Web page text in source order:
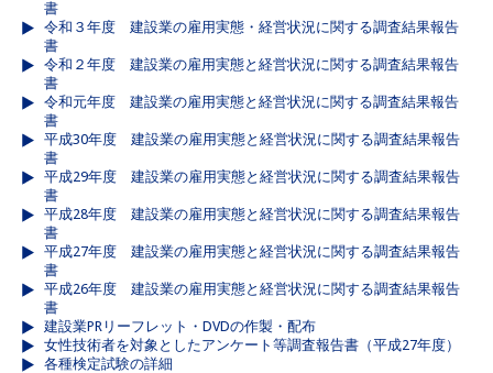
書
令和３年度 建設業の雇用実態・経営状況に関する調査結果報告
書
令和２年度 建設業の雇用実態と経営状況に関する調査結果報告
書
令和元年度 建設業の雇用実態と経営状況に関する調査結果報告
書
平成30年度 建設業の雇用実態と経営状況に関する調査結果報告
書
平成29年度 建設業の雇用実態と経営状況に関する調査結果報告
書
平成28年度 建設業の雇用実態と経営状況に関する調査結果報告
書
平成27年度 建設業の雇用実態と経営状況に関する調査結果報告
書
平成26年度 建設業の雇用実態と経営状況に関する調査結果報告
書
建設業PRリーフレット・DVDの作製・配布
女性技術者を対象としたアンケート等調査報告書（平成27年度）
各種検定試験の詳細